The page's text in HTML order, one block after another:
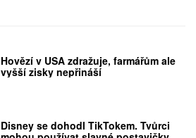
Hovězí v USA zdražuje, farmářům ale
vyšší zisky nepřináší
Disney se dohodl TikTokem. Tvůrci